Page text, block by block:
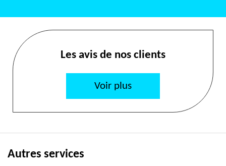
Les avis de nos clients
Voir plus
Autres services